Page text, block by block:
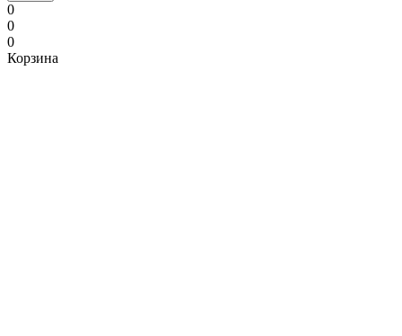
0
0
0
Корзина